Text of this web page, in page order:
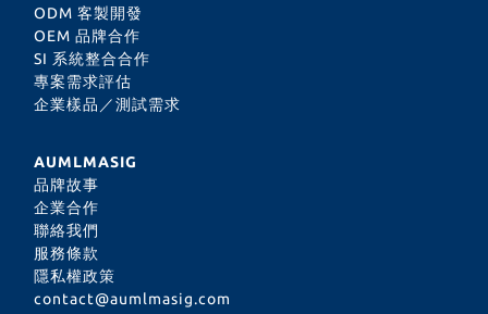
ODM 客製開發
OEM 品牌合作
SI 系統整合合作
專案需求評估
企業樣品／測試需求
AUMLMASIG
品牌故事
企業合作
聯絡我們
服務條款
隱私權政策
contact@aumlmasig.com